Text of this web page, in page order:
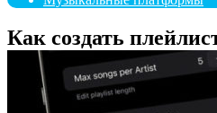
Как создать